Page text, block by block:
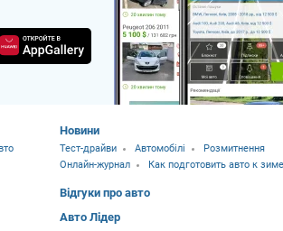
Новини
Тест-драйви Автомобілі
Розмитнення
Онлайн-журнал
Как подготовить авто к зиме
Відгуки про авто
Авто Лідер